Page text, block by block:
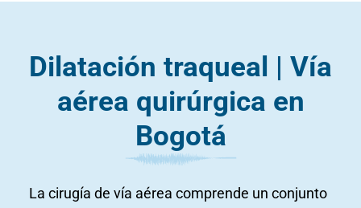
Dilatación traqueal | Vía
aérea quirúrgica en
Bogotá
La cirugía de vía aérea comprende un conjunto